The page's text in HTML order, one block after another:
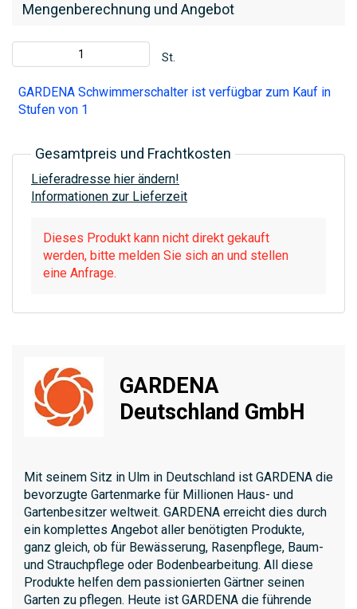
Mengenberechnung und Angebot
St.
GARDENA Schwimmerschalter ist verfügbar zum Kauf in
Stufen von 1
Gesamtpreis und Frachtkosten
Lieferadresse hier ändern!
Informationen zur Lieferzeit
Dieses Produkt kann nicht direkt gekauft
werden, bitte melden Sie sich an und stellen
eine Anfrage.
GARDENA
Deutschland GmbH
Mit seinem Sitz in Ulm in Deutschland ist GARDENA die
bevorzugte Gartenmarke für Millionen Haus- und
Gartenbesitzer weltweit. GARDENA erreicht dies durch
ein komplettes Angebot aller benötigten Produkte,
ganz gleich, ob für Bewässerung, Rasenpflege, Baum-
und Strauchpflege oder Bodenbearbeitung. All diese
Produkte helfen dem passionierten Gärtner seinen
Garten zu pflegen. Heute ist GARDENA die führende